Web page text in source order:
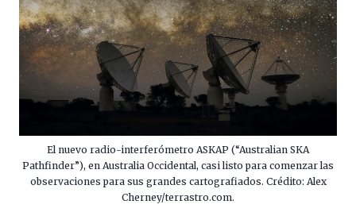
El nuevo radio-interferómetro ASKAP (“Australian SKA
Pathfinder”), en Australia Occidental, casi listo para comenzar las
observaciones para sus grandes cartografiados. Crédito: Alex
Cherney/terrastro.com.